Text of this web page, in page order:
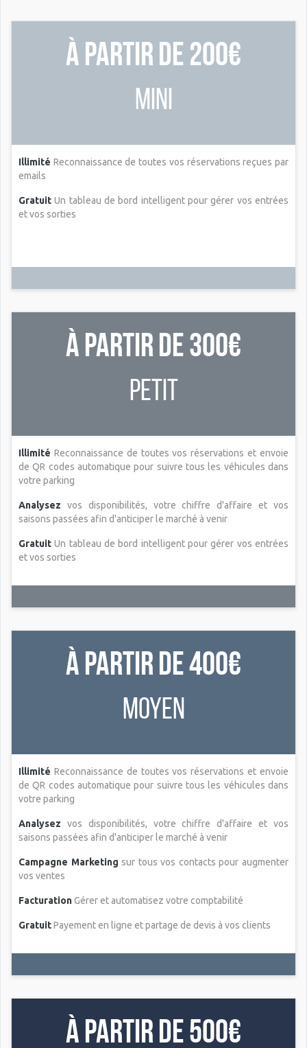
à partir de 200€
Mini
Illimité Reconnaissance de toutes vos réservations reçues par
emails
Gratuit Un tableau de bord intelligent pour gérer vos entrées
et vos sorties
À partir de 300€
Petit
Illimité Reconnaissance de toutes vos réservations et envoie
de QR codes automatique pour suivre tous les véhicules dans
votre parking
Analysez vos disponibilités, votre chiffre d'affaire et vos
saisons passées afin d'anticiper le marché à venir
Gratuit Un tableau de bord intelligent pour gérer vos entrées
et vos sorties
À partir de 400€
Moyen
Illimité Reconnaissance de toutes vos réservations et envoie
de QR codes automatique pour suivre tous les véhicules dans
votre parking
Analysez vos disponibilités, votre chiffre d'affaire et vos
saisons passées afin d'anticiper le marché à venir
Campagne Marketing sur tous vos contacts pour augmenter
vos ventes
FacturationGérer et automatisez votre comptabilité
GratuitPayement en ligne et partage de devis à vos clients
À partir de 500€